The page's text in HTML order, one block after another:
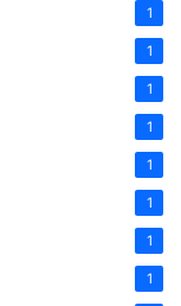
1
1
1
1
1
1
1
1